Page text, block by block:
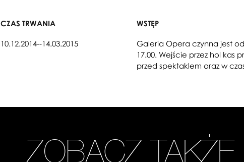
CZAS TRWANIA
10.12.2014--14.03.2015
WSTĘP
Galeria Opera czynna jest
17.00. Wejście przez hol kas
przed spektaklem oraz w
ZOBACZ TAKŻE